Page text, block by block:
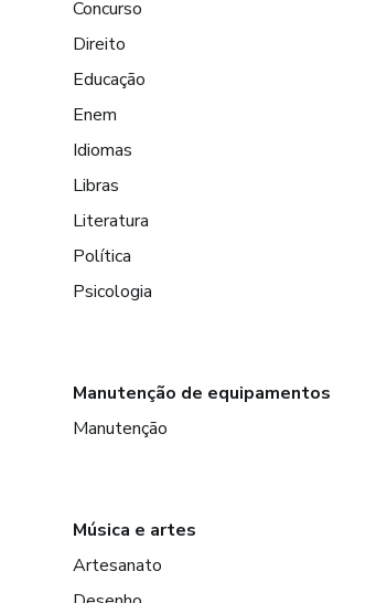
Concurso
Direito
Educação
Enem
Idiomas
Libras
Literatura
Política
Psicologia
Manutenção de equipamentos
Manutenção
Música e artes
Artesanato